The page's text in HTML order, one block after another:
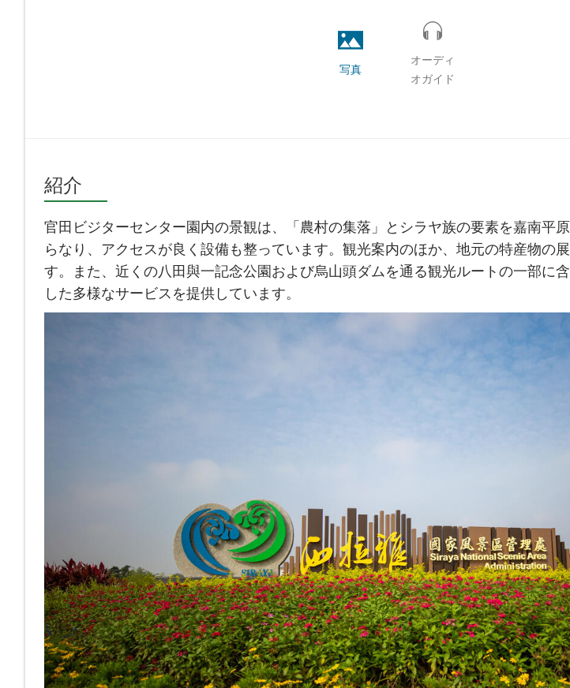
写真
オーディ
オガイド
紹介
官田ビジターセンター園内の景観は、「農村の集落」とシラヤ族の要素を嘉南平
らなり、アクセスが良く設備も整っています。観光案内のほか、地元の特産物の
す。また、近くの八田與一記念公園および烏山頭ダムを通る観光ルートの一部に
した多様なサービスを提供しています。